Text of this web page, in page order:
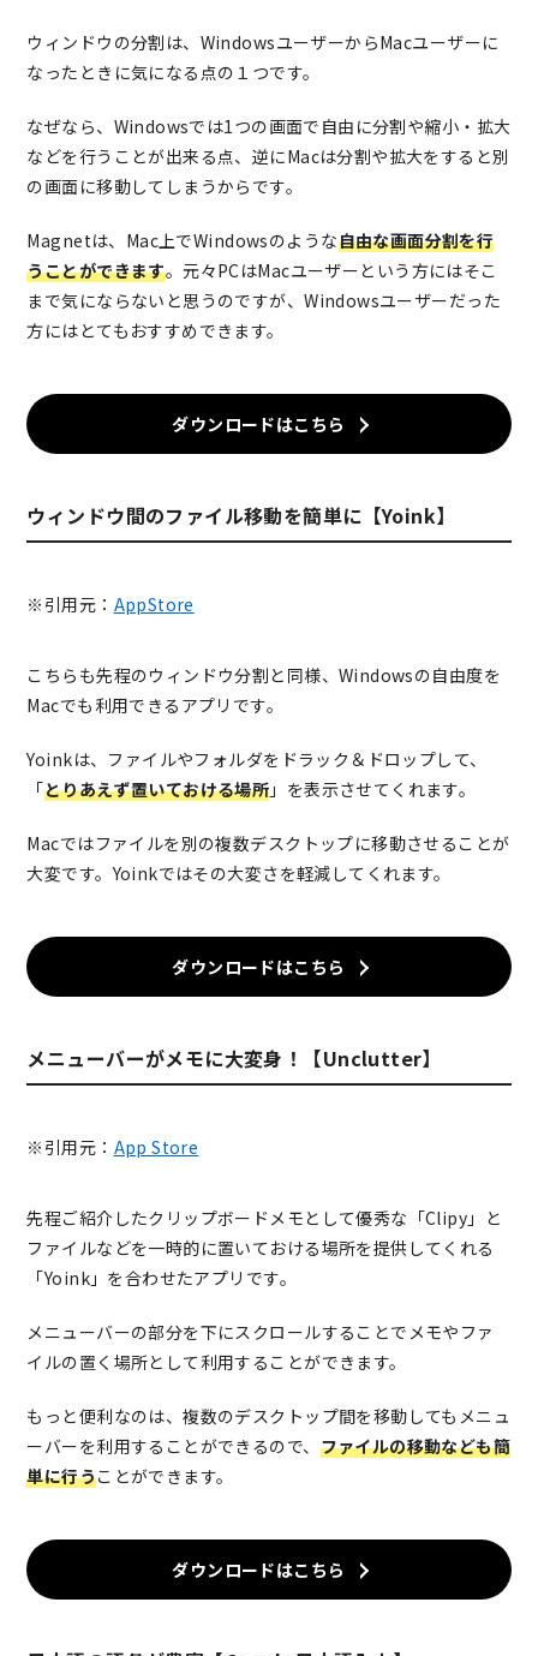
ウィンドウの分割は、WindowsユーザーからMacユーザーに
なったときに気になる点の１つです。
なぜなら、Windowsでは1つの画面で自由に分割や縮小・拡大
などを行うことが出来る点、逆にMacは分割や拡大をすると別
の画面に移動してしまうからです。
Magnetは、Mac上でWindowsのような自由な画面分割を行
うことができます。元々PCはMacユーザーという方にはそこ
まで気にならないと思うのですが、Windowsユーザーだった
方にはとてもおすすめできます。
ダウンロードはこちら
ウィンドウ間のファイル移動を簡単に【Yoink】
※引用元： AppStore
こちらも先程のウィンドウ分割と同様、Windowsの自由度を
Macでも利用できるアプリです。
Yoinkは、ファイルやフォルダをドラック＆ドロップして、
「とりあえず置いておける場所 」を表示させてくれます。
Macではファイルを別の複数デスクトップに移動させることが
大変です。Yoinkではその大変さを軽減してくれます。
ダウンロードはこちら
メニューバーがメモに大変身！【Unclutter】
※引用元： App Store
先程ご紹介したクリップボードメモとして優秀な「Clipy」と
ファイルなどを一時的に置いておける場所を提供してくれる
「Yoink」を合わせたアプリです。
メニューバーの部分を下にスクロールすることでメモやファ
イルの置く場所として利用することができます。
もっと便利なのは、複数のデスクトップ間を移動してもメニュ
ーバーを利用することができるので、 ファイルの移動なども簡
単に行うことができます。
ダウンロードはこちら